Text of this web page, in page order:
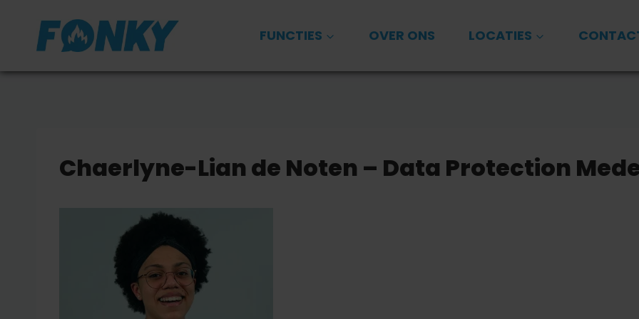
inhoud
FUNCTIES OVER ONS LOCATIES
Chaerlyne-Lian de Noten – Data Protection